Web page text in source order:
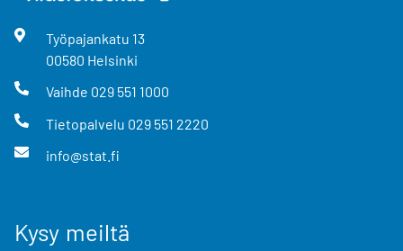
Työpajankatu 13
00580 Helsinki
Vaihde 029 551 1000
Tietopalvelu 029 551 2220
info@stat.fi
Kysy meiltä